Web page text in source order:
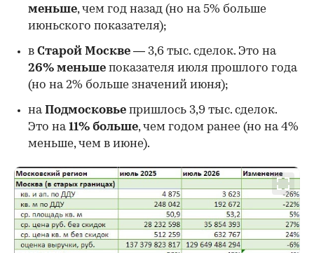
00:00 / 00:00
меньше, чем год назад (но на 5% больше
июньского показателя);
в Старой Москве — 3,6 тыс. сделок. Это на
26% меньше показателя июля прошлого года
(но на 2% больше значений июня);
наПодмосковье пришлось 3,9 тыс. сделок.
Это на11% больше, чем годом ранее (но на 4%
меньше, чем в июне).